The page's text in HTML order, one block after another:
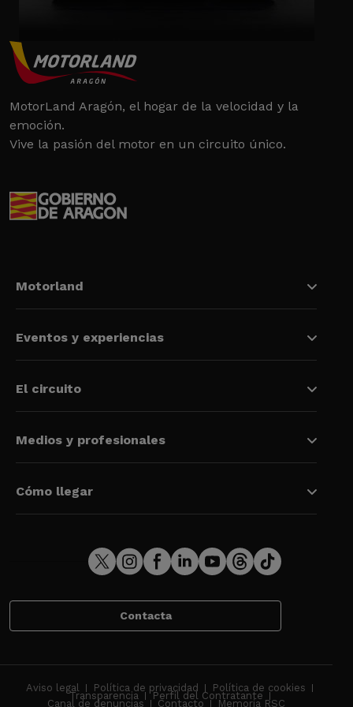
MotorLand Aragón, el hogar de la velocidad y la
emoción.
Vive la pasión del motor en un circuito único.
Motorland
Eventos y experiencias
El circuito
Medios y profesionales
Cómo llegar
Contacta
Aviso legal Política de privacidad Política de cookies
Transparencia Perfil del Contratante
Canal de denuncias Contacto Memoria RSC